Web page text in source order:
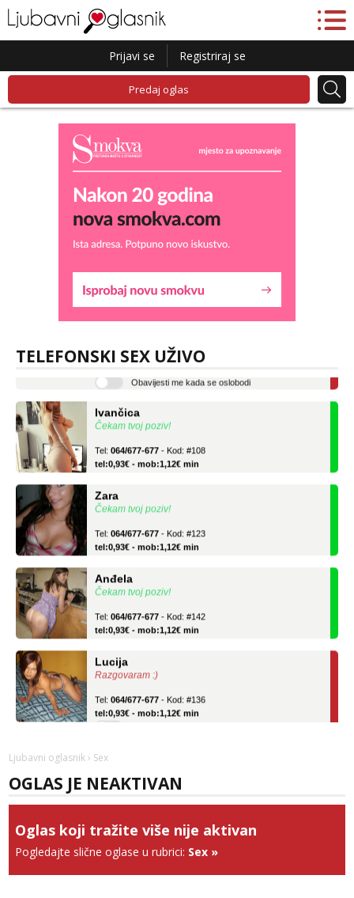
Prijavi se Registriraj se
Predaj oglas
TELEFONSKI SEX UŽIVO
Lucija
Razgovaram :)
tel:0,93€ - mob:1,12€ min
Čekam tvoj poziv!
tel:0,93€ - mob:1,12€ min
Čekam tvoj poziv!
tel:0,93€ - mob:1,12€ min
Čekam tvoj poziv!
tel:0,93€ - mob:1,12€ min
Razgovaram :)
tel:0,93€ - mob:1,12€ min
Obavijesti me kada se oslobodi
Čekam tvoj poziv!
Tel:064/677-677- Kod: #108
Zara
Ljubavni oglasnik › Sex
OGLAS JE NEAKTIVAN
Oglas koji tražite više nije aktivan
Pogledajte slične oglase u rubrici: Sex »